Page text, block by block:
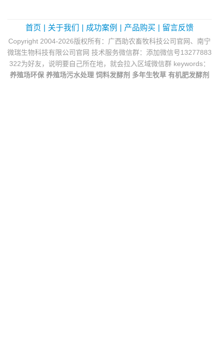
首页 关于我们 成功案例 产品购买 留言反馈
Copyright 2004-2026版权所有：广西助农畜牧科技公司官网、南宁
微瑞生物科技有限公司官网 技术服务微信群：添加微信号13277883
322为好友，说明要自己所在地，就会拉入区域微信群 keywords：
养殖场环保 养殖场污水处理 饲料发酵剂 多年生牧草 有机肥发酵剂